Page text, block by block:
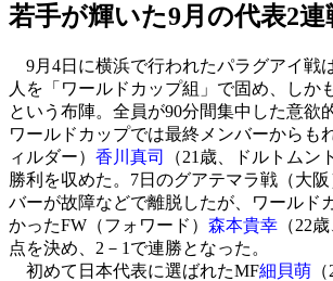
若手が輝いた9月の代表2連
9月4日に横浜で行われたパラグアイ戦
人を「ワールドカップ組」で固め、しか
という布陣。全員が90分間集中した意欲
ワールドカップでは最終メンバーからも
ィルダー） 香川真司
（21歳、ドルトムン
勝利を収めた。7日のグアテマラ戦（大
バーが故障などで離脱したが、ワールド
かったFW（フォワード） 森本貴幸 （22
点を決め、2－1で連勝となった。
初めて日本代表に選ばれたMF細貝萌